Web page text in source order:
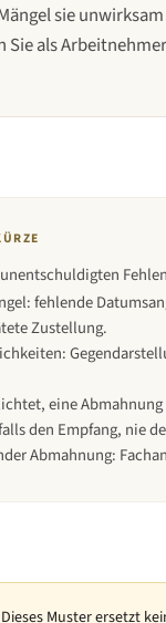
sie
als
fehlende
Zustellung.
eine
den Empfang, nie
Abmahnung:
Dieses Musterersetzt